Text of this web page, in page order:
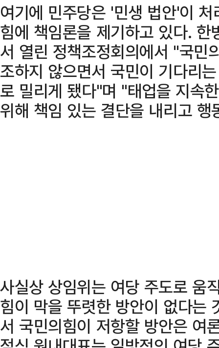
여기에 민주당은 '민생 법안'이
힘에 책임론을 제기하고 있다.
서 열린 정책조정회의에서 "국민
조하지 않으면서 국민이 기다리
로 밀리게 됐다"며 "태업을 지속
위해 책임 있는 결단을 내리고
사실상 상임위는 여당 주도로 움
힘이 막을 뚜렷한 방안이 없다는
서 국민의힘이 저항할 방안은 여